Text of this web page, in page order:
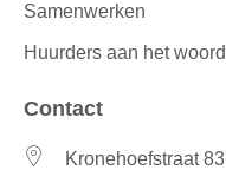
Samenwerken
Huurders aan het woord
Contact
Kronehoefstraat 83